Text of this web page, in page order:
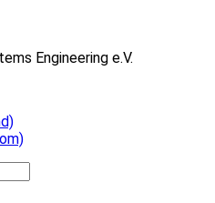
Engineering e.V.